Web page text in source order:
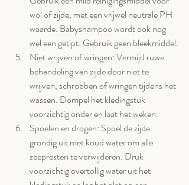
wol of zijde, met een vrijwel neutrale PH
waarde. Babyshampoo wordt ook nog
wel een getipt. Gebruik geen bleekmiddel.
Niet wrijven of wringen: Vermijd ruwe
behandeling van zijde door niet te
wrijven, schrobben of wringen tijdens het
wassen. Dompel het kledingstuk
voorzichtig onder en laat het weken.
Spoelen en drogen: Spoel de zijde
grondig uit met koud water om alle
zeepresten te verwijderen. Druk
voorzichtig overtollig water uit het